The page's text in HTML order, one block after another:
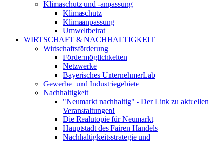
Klimaschutz und -anpassung
Klimaschutz
Klimaanpassung
Umweltbeirat
WIRTSCHAFT & NACHHALTIGKEIT
Wirtschaftsförderung
Fördermöglichkeiten
Netzwerke
Bayerisches UnternehmerLab
Gewerbe- und Industriegebiete
Nachhaltigkeit
"Neumarkt nachhaltig" - Der Link zu aktuellen
Veranstaltungen!
Die Realutopie für Neumarkt
Hauptstadt des Fairen Handels
Nachhaltigkeitsstrategie und